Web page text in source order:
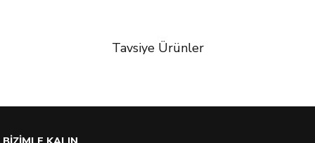
Tavsiye Ürünler